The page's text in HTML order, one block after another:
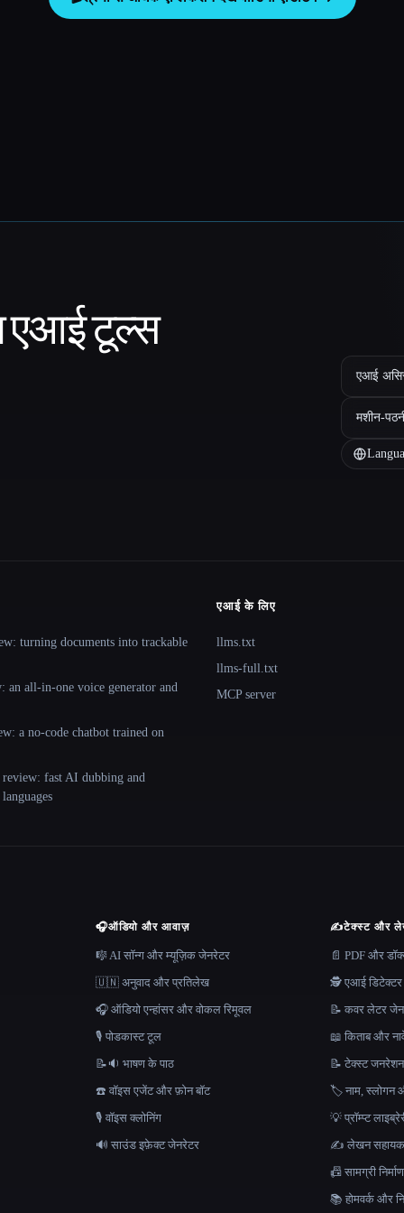
एआई टूल्स
एआई
मशीन-
turning documents into trackable
an all-in-one voice generator and
a no-code chatbot trained on
fast AI dubbing and
एआई के लिए
llms.txt
llms-full.txt
MCP server
🎧ऑडियो और आवाज़
🎼 AI सॉन्ग और म्यूज़िक जेनरेटर
🇺🇳 अनुवाद और प्रतिलेख
🎧 ऑडियो एन्हांसर और वोकल रिमूवल
🎙️ पोडकास्ट टूल
📝🔉 भाषण के पाठ
☎️ वॉइस एजेंट और फ़ोन बॉट
🎙️ वॉइस क्लोनिंग
🔊 साउंड इफ़ेक्ट जेनरेटर
✍️टेक्स्ट और
📄 PDF और
🕵️ एआई डिटेक्टर
📝 कवर लेटर
📖 किताब और
📝 टेक्स्ट जनरेशन
🏷️ नाम, स्लोगन
💡 प्रॉम्प्ट
✍️ लेखन
📠 सामग्री
📚 होमवर्क और